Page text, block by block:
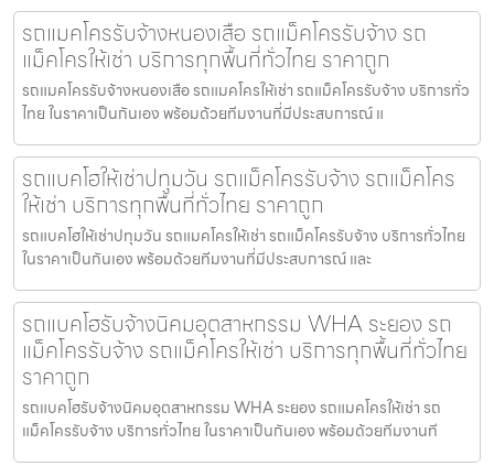
รถแมคโครรับจ้างหนองเสือ รถแม็คโครรับจ้าง รถ
แม็คโครให้เช่า บริการทุกพื้นที่ทั่วไทย ราคาถูก
รถแมคโครรับจ้างหนองเสือ รถแมคโครให้เช่า รถแม็คโครรับจ้าง บริการทั่ว
ไทย ในราคาเป็นกันเอง พร้อมด้วยทีมงานที่มีประสบการณ์ แ
รถแบคโฮให้เช่าปทุมวัน รถแม็คโครรับจ้าง รถแม็คโคร
ให้เช่า บริการทุกพื้นที่ทั่วไทย ราคาถูก
รถแบคโฮให้เช่าปทุมวัน รถแมคโครให้เช่า รถแม็คโครรับจ้าง บริการทั่วไทย
ในราคาเป็นกันเอง พร้อมด้วยทีมงานที่มีประสบการณ์ และ
รถแบคโฮรับจ้างนิคมอุตสาหกรรม WHA ระยอง รถ
แม็คโครรับจ้าง รถแม็คโครให้เช่า บริการทุกพื้นที่ทั่วไทย
ราคาถูก
รถแบคโฮรับจ้างนิคมอุตสาหกรรม WHA ระยอง รถแมคโครให้เช่า รถ
แม็คโครรับจ้าง บริการทั่วไทย ในราคาเป็นกันเอง พร้อมด้วยทีมงานที